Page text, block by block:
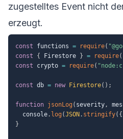
zugestelltes Event nicht
erzeugt.
const functions = require(
const
{ Firestore } = require(
const crypto = require(
const db = new Firestore( ) ;
function jsonLog ( severity,
  console
. log (JSON . stringify( {
}